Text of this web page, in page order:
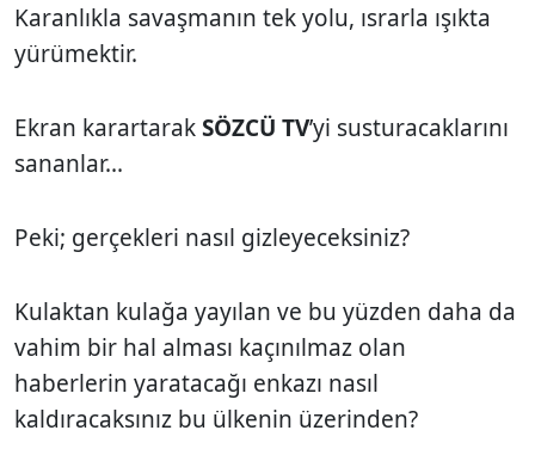
Karanlıkla savaşmanın tek yolu, ısrarla ışıkta
yürümektir.
Ekran karartarakSÖZCÜ TV’yi susturacaklarını
sananlar...
Peki; gerçekleri nasıl gizleyeceksiniz?
Kulaktan kulağa yayılan ve bu yüzden daha da
vahim bir hal alması kaçınılmaz olan
haberlerin yaratacağı enkazı nasıl
kaldıracaksınız bu ülkenin üzerinden?